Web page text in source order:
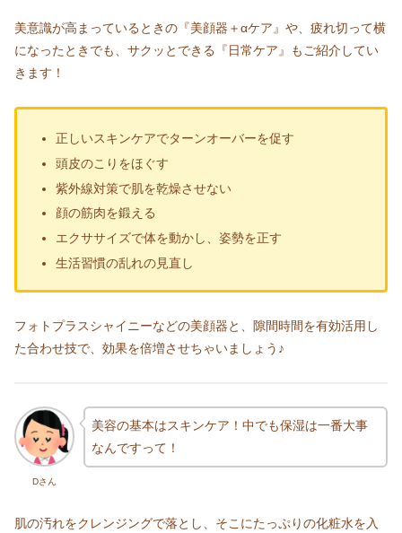
美意識が高まっているときの『美顔器＋αケア』や、疲れ切って横
になったときでも、サクッとできる『日常ケア』もご紹介してい
きます！
正しいスキンケアでターンオーバーを促す
頭皮のこりをほぐす
紫外線対策で肌を乾燥させない
顔の筋肉を鍛える
エクササイズで体を動かし、姿勢を正す
生活習慣の乱れの見直し
フォトプラスシャイニーなどの美顔器と、隙間時間を有効活用し
た合わせ技で、効果を倍増させちゃいましょう♪
Dさん
美容の基本はスキンケア！中でも保湿は一番大事
なんですって！
肌の汚れをクレンジングで落とし、そこにたっぷりの化粧水を入